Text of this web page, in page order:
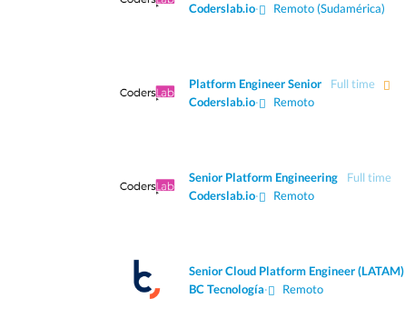
Coderslab.io· Remoto (Sudamérica)
Platform Engineer Senior
Full time
Coderslab.io· Remoto
Senior Platform Engineering
Full time
Coderslab.io· Remoto
Senior Cloud Platform Engineer (LATAM)
BC Tecnología· Remoto